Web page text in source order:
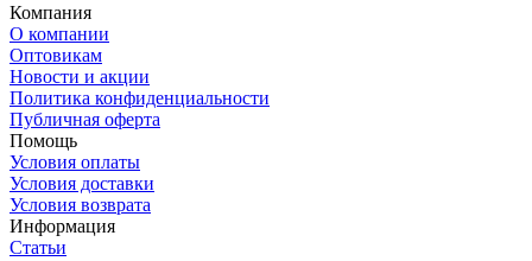
Компания
О компании
Оптовикам
Новости и акции
Политика конфиденциальности
Публичная оферта
Помощь
Условия оплаты
Условия доставки
Условия возврата
Информация
Статьи